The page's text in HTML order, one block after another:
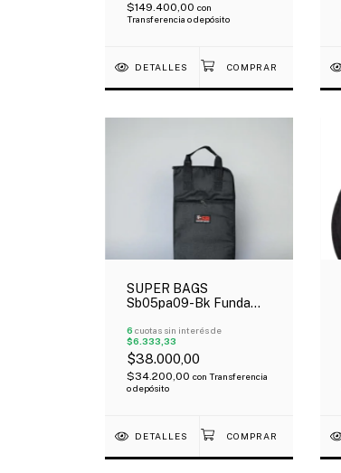
$149.400,00 con
Transferencia o depósito
DETALLES
SUPER BAGS
Sb05pa09-Bk Funda
Profesional Acolchada
5Mm
6 cuotas sin interés de
$6.333,33
$38.000,00
$34.200,00 con Transferencia
o depósito
DETALLES